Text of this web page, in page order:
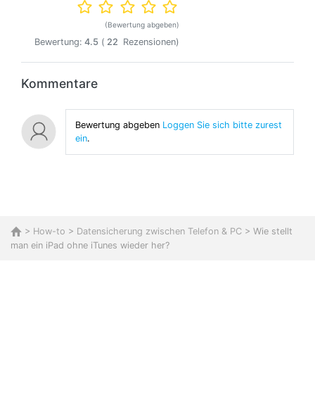
(Bewertung abgeben)
Bewertung: 4.5 ( 22 Rezensionen)
Kommentare
Bewertung abgebenLoggen Sie sich bitte zurest
ein.
> How-to > Datensicherung zwischen Telefon & PC > Wie stellt
man ein iPad ohne iTunes wieder her?